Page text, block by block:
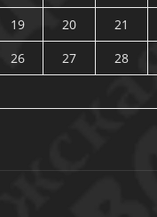
19 20 21
26 27 28